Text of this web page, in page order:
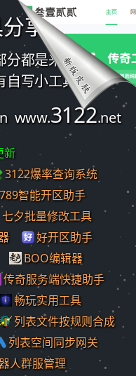
享站
分都是来自网络收集
自写小工具。
www.3122.net
新
3122爆率查询系统
789智能开区助手
七夕批量修改工具
好开区助手
BOO编辑器
传奇服务端快捷助手
畅玩实用工具
列表文件按规则合成
列表空间同步网关
人群服管理